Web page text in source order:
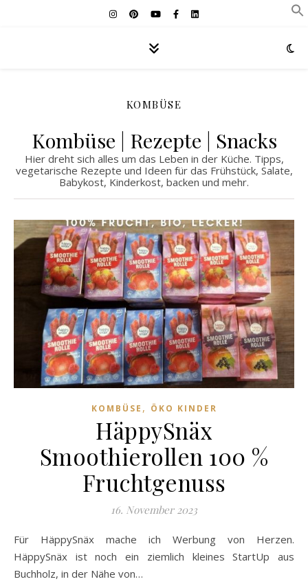
KOMBÜSE
Kombüse | Rezepte | Snacks
Hier dreht sich alles um das Leben in der Küche. Tipps,
vegetarische Rezepte und Ideen für das Frühstück, Salate,
Babykost, Kinderkost, backen und mehr.
KOMBÜSE , ÖKO KINDER
HäppySnäx
Smoothierollen 100 %
Fruchtgenuss
16. November 2023
Für HäppySnäx mache ich Werbung von Herzen.
HäppySnäx ist noch ein ziemlich kleines StartUp aus
Buchholz, in der Nähe von…